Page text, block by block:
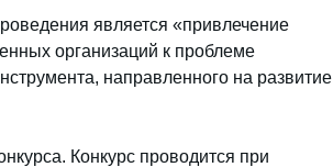
является «привлечение
организаций к проблеме
направленного на развитие
Конкурс проводится при